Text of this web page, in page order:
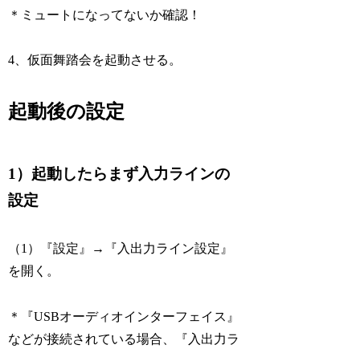
＊ミュートになってないか確認！
4、仮面舞踏会を起動させる。
起動後の設定
1）起動したらまず入力ラインの
設定
（1）『設定』→『入出力ライン設定』
を開く。
＊『USBオーディオインターフェイス』
などが接続されている場合、『入出力ラ